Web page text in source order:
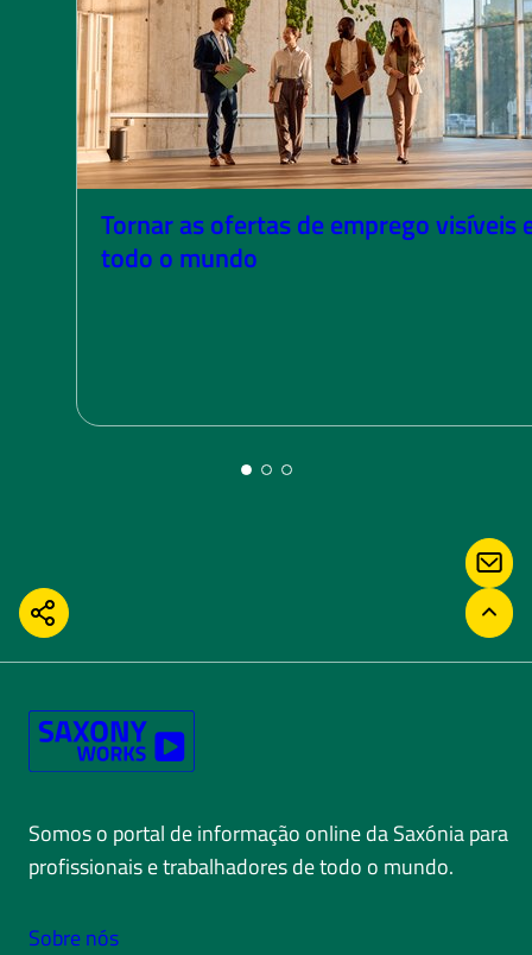
Tornar as ofertas de emprego visíveis
todo o mundo
COMPARTILHAR
Somos o portal de informação online da Saxónia para
profissionais e trabalhadores de todo o mundo.
Sobre nós